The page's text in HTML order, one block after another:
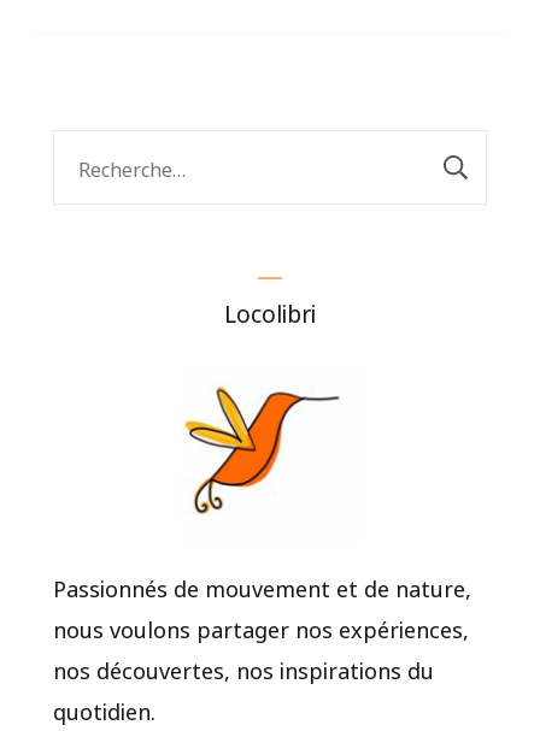
Locolibri
Passionnés de mouvement et de nature,
nous voulons partager nos expériences,
nos découvertes, nos inspirations du
quotidien.​